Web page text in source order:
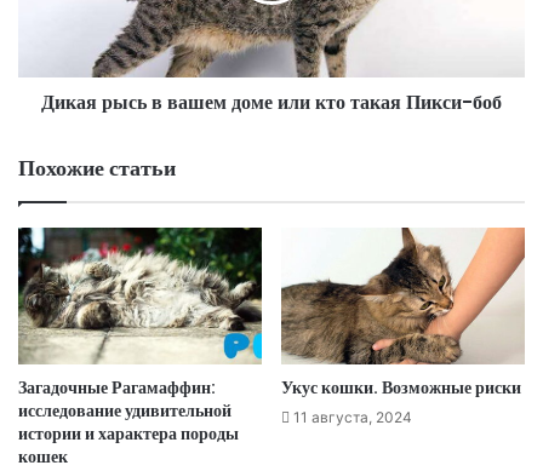
Дикая рысь в вашем доме или кто такая Пикси-боб
Похожие статьи
Загадочные Рагамаффин:
исследование удивительной
истории и характера породы
кошек
Укус кошки. Возможные риски
11 августа, 2024